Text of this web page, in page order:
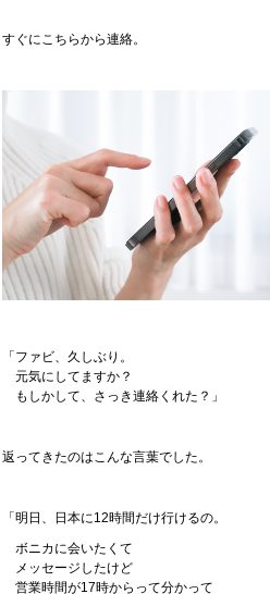
すぐにこちらから連絡。
「ファビ、久しぶり。
元気にしてますか？
もしかして、さっき連絡くれた？」
返ってきたのはこんな言葉でした。
「明日、日本に12時間だけ行けるの。
ボニカに会いたくて
メッセージしたけど
営業時間が17時からって分かって